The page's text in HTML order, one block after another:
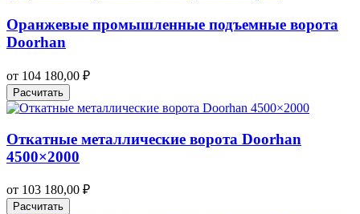
Оранжевые промышленные подъемные ворота
Doorhan
от 104 180,00 ₽
Расчитать
Откатные металлические ворота Doorhan
4500×2000
от 103 180,00 ₽
Расчитать